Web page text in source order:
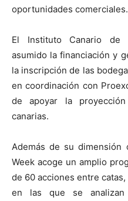
oportunidades comerciales.
El Instituto Canario de
asumido la financiación y
la inscripción de las
en coordinación con
de apoyar la
canarias.
Además de su dimensión
Week acoge un amplio
de 60 acciones entre
en las que se